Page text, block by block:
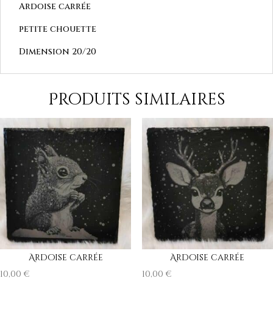
Ardoise carrée
petite chouette
Dimension 20/20
Produits similaires
Ardoise carrée
10,00€
Ardoise carrée
10,00€